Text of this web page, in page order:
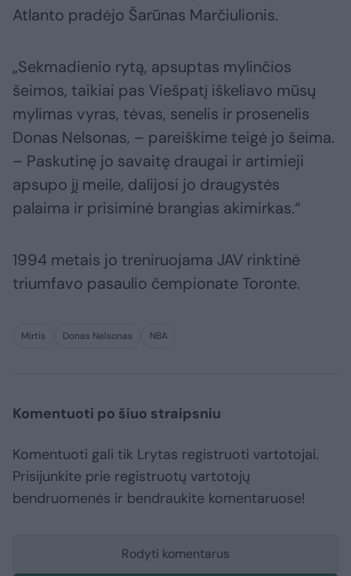
Atlanto pradėjo Šarūnas Marčiulionis.
„Sekmadienio rytą, apsuptas mylinčios
šeimos, taikiai pas Viešpatį iškeliavo mūsų
mylimas vyras, tėvas, senelis ir prosenelis
Donas Nelsonas, – pareiškime teigė jo šeima.
– Paskutinę jo savaitę draugai ir artimieji
apsupo jį meile, dalijosi jo draugystės
palaima ir prisiminė brangias akimirkas.“
1994 metais jo treniruojama JAV rinktinė
triumfavo pasaulio čempionate Toronte.
Mirtis Donas Nelsonas NBA
Komentuoti po šiuo straipsniu
Komentuoti gali tik Lrytas registruoti vartotojai.
Prisijunkite prie registruotų vartotojų
bendruomenės ir bendraukite komentaruose!
Rodyti komentarus